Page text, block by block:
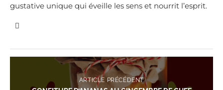
gustative unique qui éveille les sens et nourrit l’esprit.
ARTICLE PRÉCÉDENT